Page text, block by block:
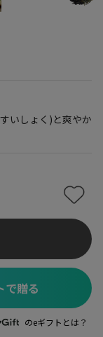
いしょく)と爽やか
で贈る
のeギフトとは？